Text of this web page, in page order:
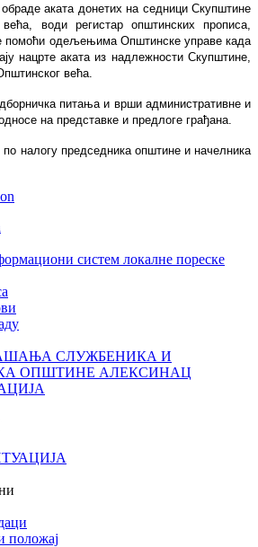
аката донетих на седници Скупштине
води регистар општинских прописа,
помоћи одељењима Општинске управе када
нацрте аката из надлежности Скупштине,
већа.
питања и врши административне и
на представке и предлоге грађана.
налогу председника општине и начелника
систем локалне пореске
СЛУЖБЕНИКА И
ОПШТИНЕ АЛЕКСИНАЦ
положај